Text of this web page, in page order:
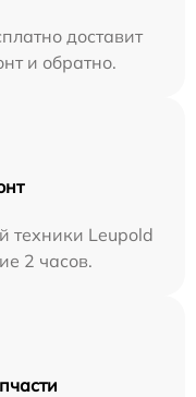
доставит
и обратно.
техники Leupold
2 часов.